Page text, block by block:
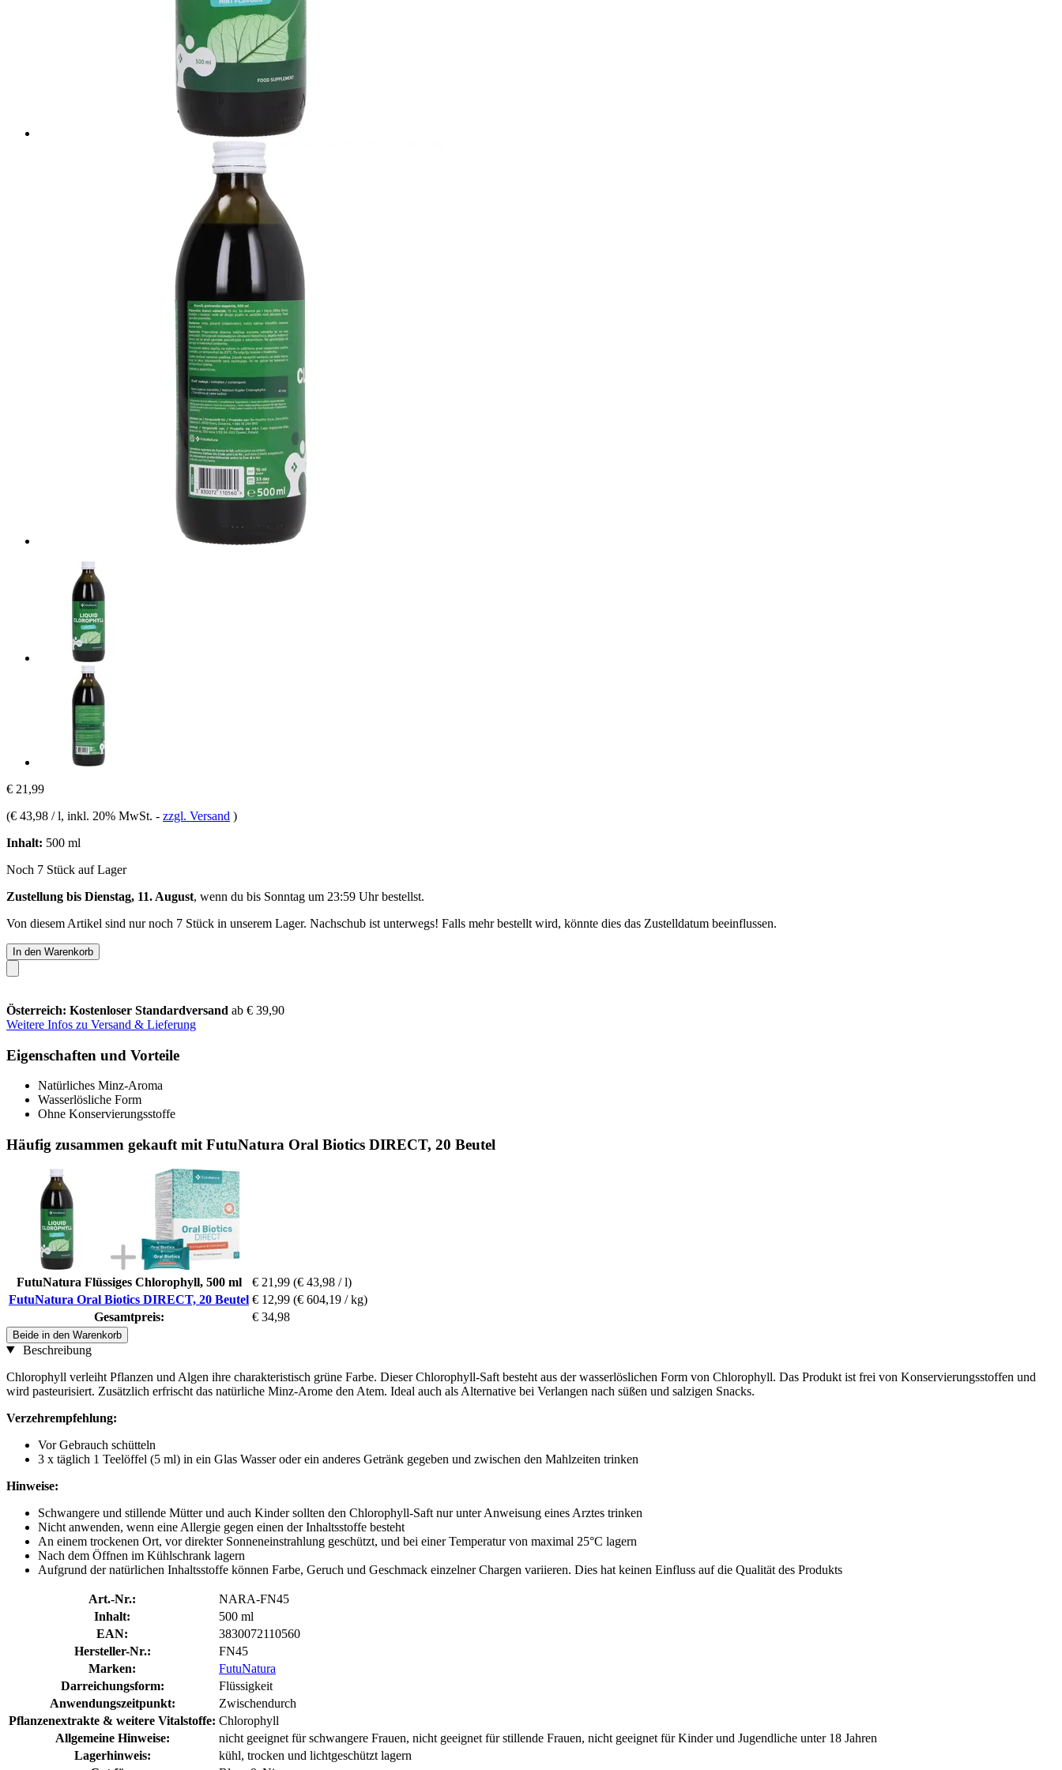
€ 21,99
(€ 43,98 / l, inkl. 20% MwSt. - zzgl. Versand )
Inhalt: 500 ml
Noch 7 Stück auf Lager
Zustellung bis Dienstag, 11. August, wenn du bis Sonntag um 23:59 Uhrbestellst.
Von diesem Artikel sind nur noch 7 Stück in unserem Lager. Nachschub ist unterwegs! Falls mehr bestellt wird, könnte dies das Zustelldatum beeinflussen.
In den Warenkorb
Österreich: Kostenloser Standardversand ab € 39,90
Weitere Infos zu Versand & Lieferung
Eigenschaften und Vorteile
Natürliches Minz-Aroma
Wasserlösliche Form
Ohne Konservierungsstoffe
Häufig zusammen gekauft mit FutuNatura Oral Biotics DIRECT, 20 Beutel
FutuNatura Flüssiges Chlorophyll, 500 ml € 21,99 (€ 43,98 / l)
FutuNatura Oral Biotics DIRECT, 20 Beutel € 12,99 (€ 604,19 / kg)
Gesamtpreis:
€ 34,98
Beide in den Warenkorb
Beschreibung
Chlorophyll verleiht Pflanzen und Algen ihre charakteristisch grüne Farbe. Dieser Chlorophyll-Saft besteht aus der wasserlöslichen Form von Chlorophyll. Das Produkt ist frei von Konservierungsstoffen und
wird pasteurisiert. Zusätzlich erfrischt das natürliche Minz-Arome den Atem. Ideal auch als Alternative bei Verlangen nach süßen und salzigen Snacks.
Verzehrempfehlung:
Vor Gebrauch schütteln
3 x täglich 1 Teelöffel (5 ml) in ein Glas Wasser oder ein anderes Getränk gegeben und zwischen den Mahlzeiten trinken
Hinweise:
Schwangere und stillende Mütter und auch Kinder sollten den Chlorophyll-Saft nur unter Anweisung eines Arztes trinken
Nicht anwenden, wenn eine Allergie gegen einen der Inhaltsstoffe besteht
An einem trockenen Ort, vor direkter Sonneneinstrahlung geschützt, und bei einer Temperatur von maximal 25°C lagern
Nach dem Öffnen im Kühlschrank lagern
Aufgrund der natürlichen Inhaltsstoffe können Farbe, Geruch und Geschmack einzelner Chargen variieren. Dies hat keinen Einfluss auf die Qualität des Produkts
Art.-Nr.:
NARA-FN45
Inhalt:
500 ml
EAN:
3830072110560
Hersteller-Nr.:
FN45
Marken:
FutuNatura
Darreichungsform:
Flüssigkeit
Anwendungszeitpunkt:
Zwischendurch
Pflanzenextrakte & weitere Vitalstoffe: Chlorophyll
Allgemeine Hinweise:
nicht geeignet für schwangere Frauen, nicht geeignet für stillende Frauen, nicht geeignet für Kinder und Jugendliche unter 18 Jahren
Lagerhinweis:
kühl, trocken und lichtgeschützt lagern